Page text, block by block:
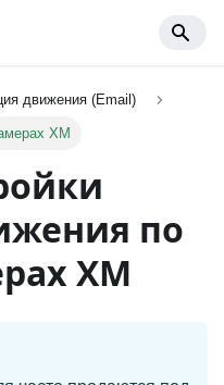
движения (Email)
XM
по
XM